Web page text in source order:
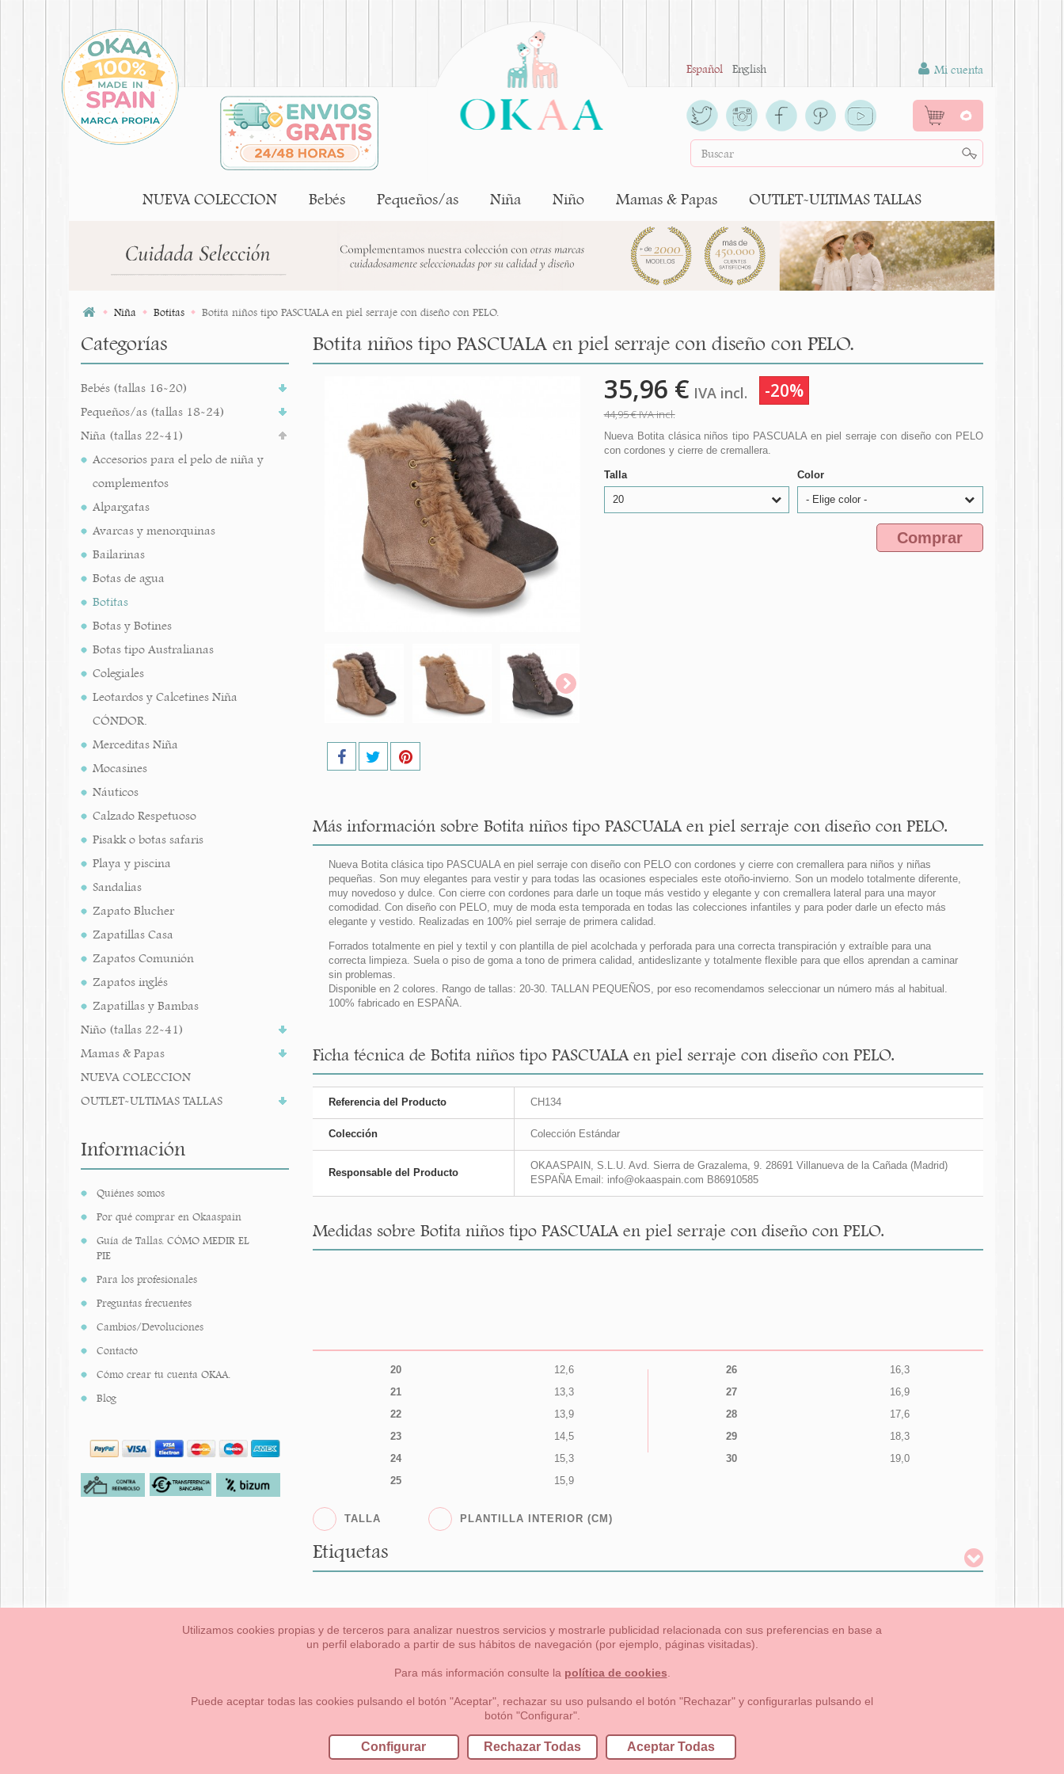
Español English Mi cuenta
0
NUEVA COLECCION Bebés Pequeños/as Niña Niño Mamas & Papas OUTLET-ULTIMAS TALLAS
Niña Botitas Botita niños tipo PASCUALA en piel serraje con diseño con PELO.
Categorías
Bebés (tallas 16-20)
Pequeños/as (tallas 18-24)
Niña (tallas 22-41)
Accesorios para el pelo de niña y
complementos
Alpargatas
Avarcas y menorquinas
Bailarinas
Botas de agua
Botitas
Botas y Botines
Botas tipo Australianas
Colegiales
Leotardos y Calcetines Niña
CÓNDOR.
Merceditas Niña
Mocasines
Náuticos
Calzado Respetuoso
Pisakk o botas safaris
Playa y piscina
Sandalias
Zapato Blucher
Zapatillas Casa
Zapatos Comunión
Zapatos inglés
Zapatillas y Bambas
Niño (tallas 22-41)
Mamas & Papas
NUEVA COLECCION
OUTLET-ULTIMAS TALLAS
Información
Quiénes somos
Por qué comprar en Okaaspain
Guía de Tallas. CÓMO MEDIR EL
PIE
Para los profesionales
Preguntas frecuentes
Cambios/Devoluciones
Contacto
Cómo crear tu cuenta OKAA.
Blog
Botita niños tipo PASCUALA en piel serraje con diseño con PELO.
35,96 € IVA incl. -20%
44,95 €IVA incl.
Nueva Botita clásica niños tipo PASCUALA en piel serraje con diseño con PELO
con cordones y cierre de cremallera.
Talla
20
Color
- Elige color -
Comprar
Más información sobre Botita niños tipo PASCUALA en piel serraje con diseño con PELO.
Nueva Botita clásica tipo PASCUALA en piel serraje con diseño con PELO con cordones y cierre con cremallera para niños y niñas
pequeñas. Son muy elegantes para vestir y para todas las ocasiones especiales este otoño-invierno. Son un modelo totalmente diferente,
muy novedoso y dulce. Con cierre con cordones para darle un toque más vestido y elegante y con cremallera lateral para una mayor
comodidad. Con diseño con PELO, muy de moda esta temporada en todas las colecciones infantiles y para poder darle un efecto más
elegante y vestido. Realizadas en 100% piel serraje de primera calidad.
Forrados totalmente en piel y textil y con plantilla de piel acolchada y perforada para una correcta transpiración y extraíble para una
correcta limpieza. Suela o piso de goma a tono de primera calidad, antideslizante y totalmente flexible para que ellos aprendan a caminar
sin problemas.
Disponible en 2 colores. Rango de tallas: 20-30. TALLAN PEQUEÑOS, por eso recomendamos seleccionar un número más al habitual.
100% fabricado en ESPAÑA.
Ficha técnica de Botita niños tipo PASCUALA en piel serraje con diseño con PELO.
Referencia del Producto CH134
Colección Colección Estándar
Responsable del Producto
OKAASPAIN, S.L.U. Avd. Sierra de Grazalema, 9. 28691 Villanueva de la Cañada (Madrid)
ESPAÑA Email: info@okaaspain.com B86910585
Medidas sobre Botita niños tipo PASCUALA en piel serraje con diseño con PELO.
20
12,6
21
13,3
22
13,9
23
14,5
24
15,3
25
15,9
26
16,3
27
16,9
28
17,6
29
18,3
30
19,0
TALLA PLANTILLA INTERIOR (CM)
Etiquetas
Pequeños/as Niña Niño Mamas & Papas NUEVA COLECCION OUTLET-ULTIMAS TALLAS
Condiciones generales de compra, formas de pago , política de devoluciones y reembolsos Privacidad
Av. Sierra de Grazalema, nº9 28691 Villanueva de la Cañada Madrid (España)
Utilizamos cookies propias y de terceros para analizar nuestros servicios y mostrarle publicidad relacionada con sus preferencias en base a
un perfil elaborado a partir de sus hábitos de navegación (por ejemplo, páginas visitadas).
Para más información consulte la política de cookies
Puede aceptar todas las cookies pulsando el botón "Aceptar", rechazar su uso pulsando el botón "Rechazar" y configurarlas pulsando el
botón "Configurar".
Configurar Rechazar Todas Aceptar Todas